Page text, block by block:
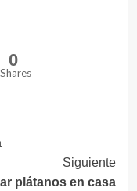
0
Shares
Siguiente
plátanos en casa